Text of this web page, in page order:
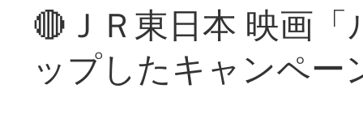
🔴ＪＲ東日本 映画
ップしたキャンペー